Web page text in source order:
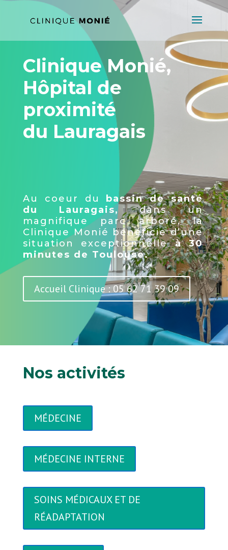
Clinique Monié,
Hôpital de
proximité
du Lauragais
Au coeur du
bassin de santé
du Lauragais, dans un
magnifique parc arboré, la
Clinique Monié bénéficie d’une
situation exceptionnelleà 30
minutes de Toulouse.
Accueil Clinique : 05 62 71 39 09
Nos activités
MÉDECINE
MÉDECINE INTERNE
SOINS MÉDICAUX ET DE
RÉADAPTATION